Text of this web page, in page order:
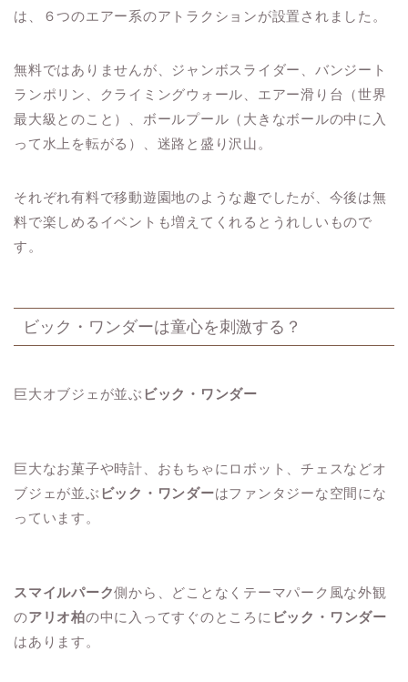
は、６つのエアー系のアトラクションが設置されました。
無料ではありませんが、ジャンボスライダー、バンジート
ランポリン、クライミングウォール、エアー滑り台（世界
最大級とのこと）、ボールプール（大きなボールの中に入
って水上を転がる）、迷路と盛り沢山。
それぞれ有料で移動遊園地のような趣でしたが、今後は無
料で楽しめるイベントも増えてくれるとうれしいもので
す。
ビック・ワンダーは童心を刺激する？
巨大オブジェが並ぶ ビック・ワンダー
巨大なお菓子や時計、おもちゃにロボット、チェスなどオ
ブジェが並ぶ ビック・ワンダーはファンタジーな空間にな
っています。
スマイルパーク側から、どことなくテーマパーク風な外観
のアリオ柏の中に入ってすぐのところに ビック・ワンダー
はあります。